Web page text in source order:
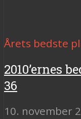
Årets bedste
2010’ernes
36
10. november